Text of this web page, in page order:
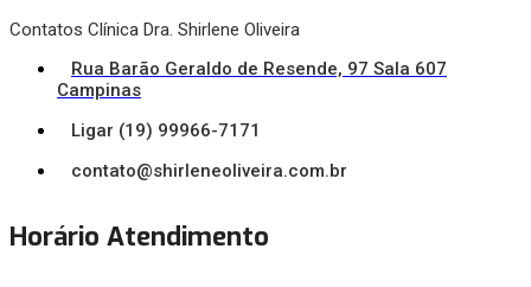
Contatos Clínica Dra. Shirlene Oliveira
Rua Barão Geraldo de Resende, 97 Sala 607
Campinas
Ligar (19) 99966-7171
contato@shirleneoliveira.com.br
Horário Atendimento